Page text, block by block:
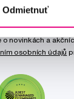
Odmietnuť
novinkách a
osobních údajů